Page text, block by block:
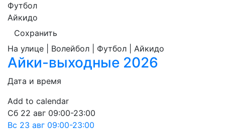
Футбол
Айкидо
Сохранить
На улице | Волейбол | Футбол | Айкидо
Айки-выходные 2026
Дата и время
Add to calendar
Сб 22 авг 09:00-23:00
Вс 23 авг 09:00-23:00